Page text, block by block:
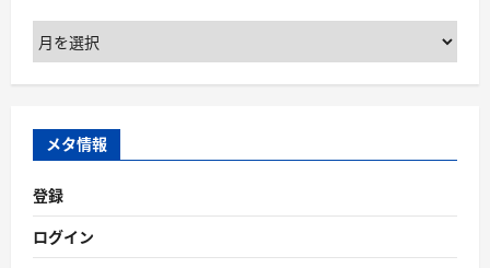
ア
ー
カ
ブ
メタ情報
登録
ログイン